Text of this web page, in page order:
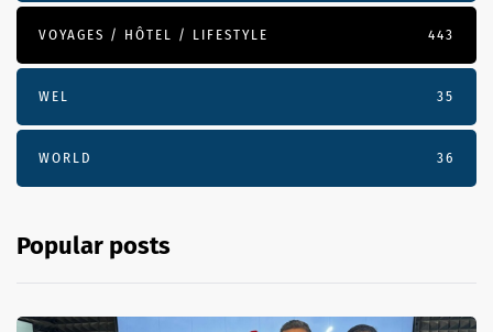
VOYAGES / HÔTEL / LIFESTYLE 443
WEL 35
WORLD 36
Popular posts